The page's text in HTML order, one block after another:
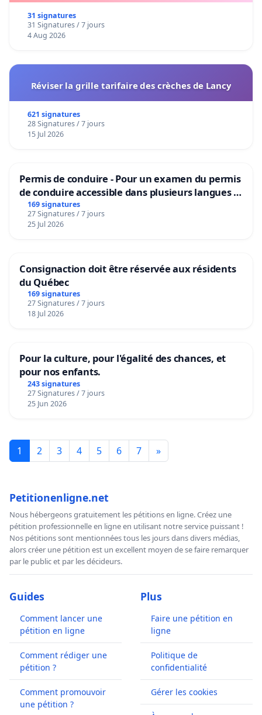
31 signatures
31 Signatures / 7 jours
4 Aug 2026
Réviser la grille tarifaire des crèches de Lancy
621 signatures
28 Signatures / 7 jours
15 Jul 2026
Permis de conduire - Pour un examen du permis
de conduire accessible dans plusieurs langues à
Bruxelles
169 signatures
27 Signatures / 7 jours
25 Jul 2026
Consignaction doit être réservée aux résidents
du Québec
169 signatures
27 Signatures / 7 jours
18 Jul 2026
Pour la culture, pour l'égalité des chances, et
pour nos enfants.
243 signatures
27 Signatures / 7 jours
25 Jun 2026
1 2 3 4 5 6 7 »
Petitionenligne.net
Nous hébergeons gratuitement les pétitions en ligne. Créez une
pétition professionnelle en ligne en utilisant notre service puissant !
Nos pétitions sont mentionnées tous les jours dans divers médias,
alors créer une pétition est un excellent moyen de se faire remarquer
par le public et par les décideurs.
Guides
Comment lancer une
pétition en ligne
Comment rédiger une
pétition ?
Comment promouvoir
une pétition ?
Plus
Faire une pétition en
ligne
Politique de
confidentialité
Gérer les cookies